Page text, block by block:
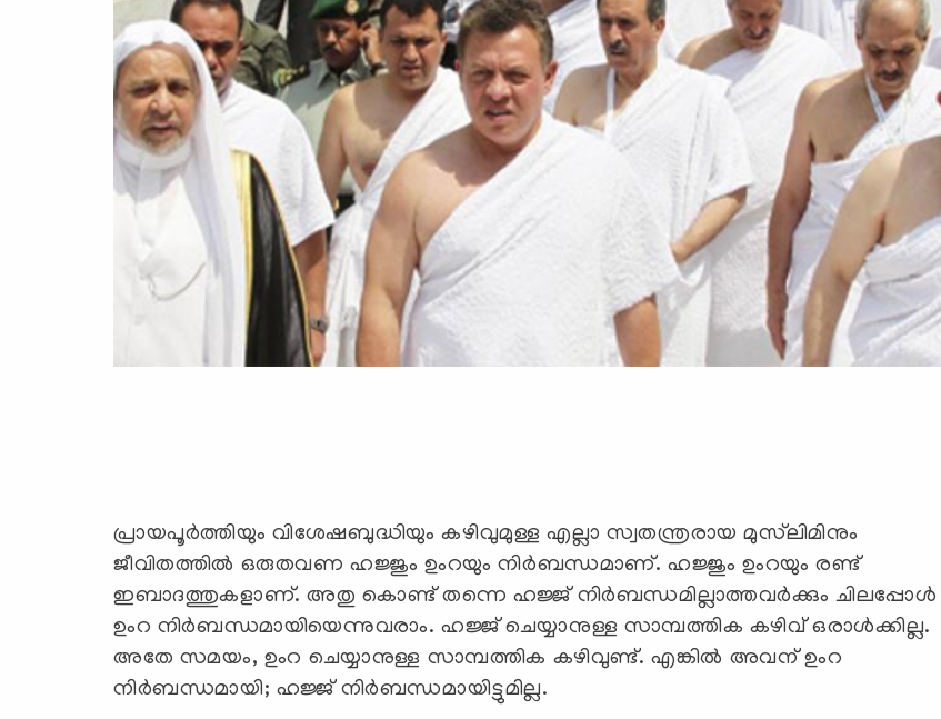
പ്രായപൂര്‍ത്തിയും വിശേഷബുദ്ധിയും കഴിവുമുള്ള എല്ലാ സ്വതന്ത്രരായ മുസ്‌ലിമിനും
ജീവിതത്തില്‍ ഒരുതവണ ഹജ്ജും ഉംറയും നിര്‍ബന്ധമാണ്. ഹജ്ജും ഉംറയും രണ്ട്
ഇബാദത്തുകളാണ്. അതു കൊണ്ട് തന്നെ ഹജ്ജ് നിര്‍ബന്ധമില്ലാത്തവര്‍ക്കും ചിലപ്പോള്‍
ഉംറ നിര്‍ബന്ധമായിയെന്നുവരാം. ഹജ്ജ് ചെയ്യാനുള്ള സാമ്പത്തിക കഴിവ് ഒരാള്‍ക്കില്ല.
അതേ സമയം, ഉംറ ചെയ്യാനുള്ള സാമ്പത്തിക കഴിവുണ്ട്. എങ്കില്‍ അവന് ഉംറ
നിര്‍ബന്ധമായി; ഹജ്ജ് നിര്‍ബന്ധമായിട്ടുമില്ല.